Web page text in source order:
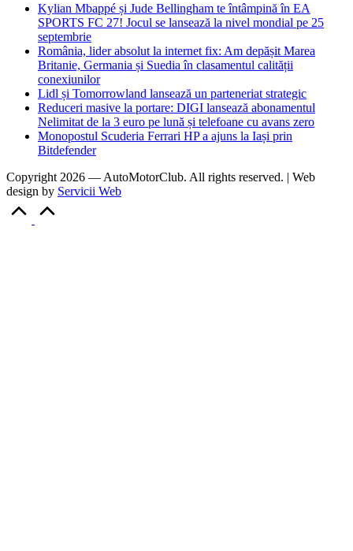
Kylian Mbappé și Jude Bellingham te întâmpină în EA
SPORTS FC 27! Jocul se lansează la nivel mondial pe 25
septembrie
România, lider absolut la internet fix: Am depășit Marea
Britanie, Germania și Suedia în clasamentul calității
conexiunilor
Lidl și Tomorrowland lansează un parteneriat strategic
Reduceri masive la portare: DIGI lansează abonamentul
Nelimitat de la 3 euro pe lună și telefoane cu avans zero
Monopostul Scuderia Ferrari HP a ajuns la Iași prin
Bitdefender
Copyright 2026 — AutoMotorClub. All rights reserved. | Web
design by Servicii Web